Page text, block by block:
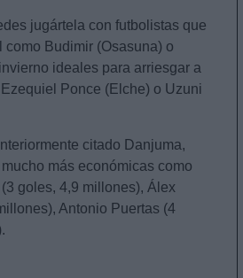
jugártela con futbolistas que
Budimir (Osasuna) o
ideales para arriesgar a
Ponce (Elche) o Uzuni
citado Danjuma,
más económicas como
goles, 4,9 millones), Álex
Antonio Puertas (4